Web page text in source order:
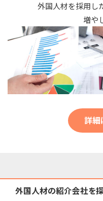
外国人材を採用し
増や
詳
外国人材の紹介会社を